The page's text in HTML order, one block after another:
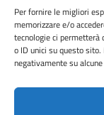
Per fornire le migliori
memorizzare e/o
tecnologie ci permetterà
o ID unici su questo
negativamente su
Note legali
Piano di
Dichiarazione di
Feedback